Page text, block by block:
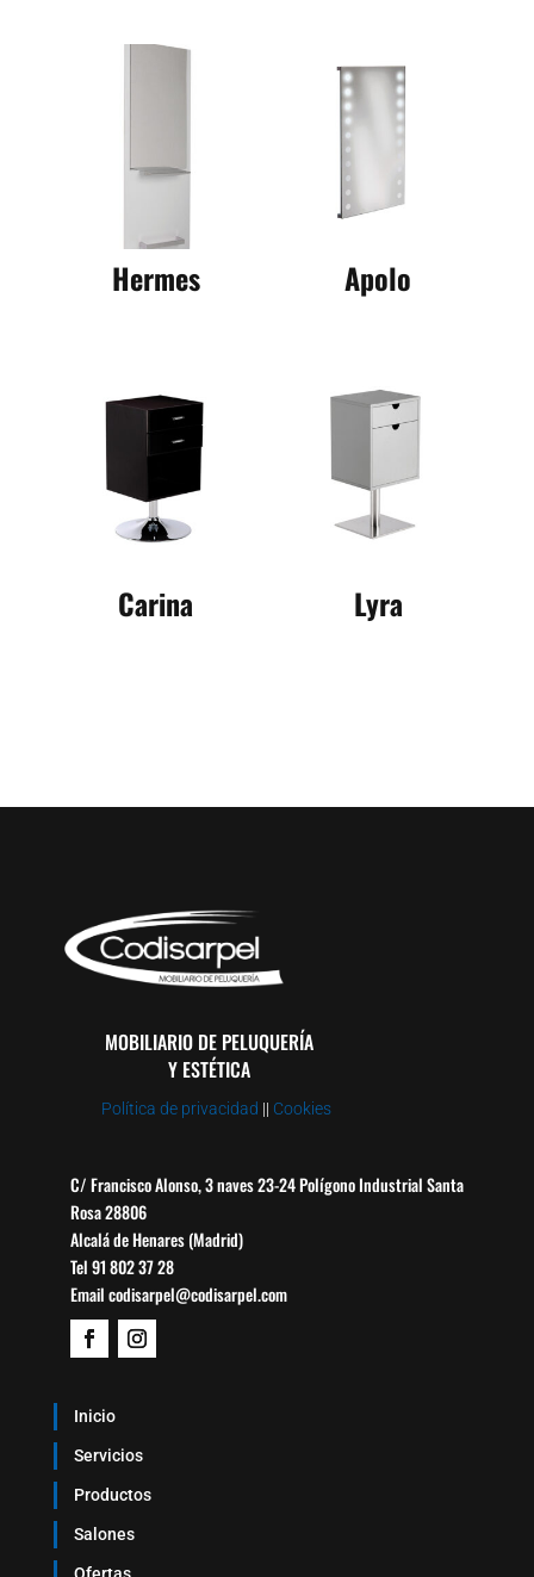
Hermes Apolo
Carina Lyra
MOBILIARIO DE PELUQUERÍA
Y ESTÉTICA
Política de privacidad || Cookies
C/ Francisco Alonso, 3 naves 23-24 Polígono Industrial Santa
Rosa 28806
Alcalá de Henares (Madrid)
Tel 91 802 37 28
Email codisarpel@codisarpel.com
Inicio
Servicios
Productos
Salones